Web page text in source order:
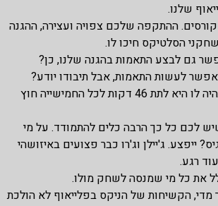
שלנו.
ההתקפה שלכם צפויה ועצירה, ההגנה
הסלטיקס חיכו לו.
גם לבצע התאמות בהגנה שלנו, כן?
לעשות התאמות, אבל תיבודו יודע?
ההתאמה היחידה שתהיה לו היא לתת 46 דקות לכל החמישייה חוץ
לכם כל כך הרבה כלים להתמודד. על מי
ייפצע. ג'יילן וג'רו כבר פצועים באיזושהי
את כל מי שמנסה לשחק מולו.
מדי, הקשיחות של הניקס בפלייאוף לא הולכת